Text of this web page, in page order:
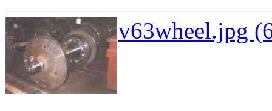
v63wheel.jpg